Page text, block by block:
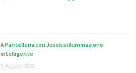
A Pantelleria con Jessica illuminazione
intelligente
9 Agosto 2022